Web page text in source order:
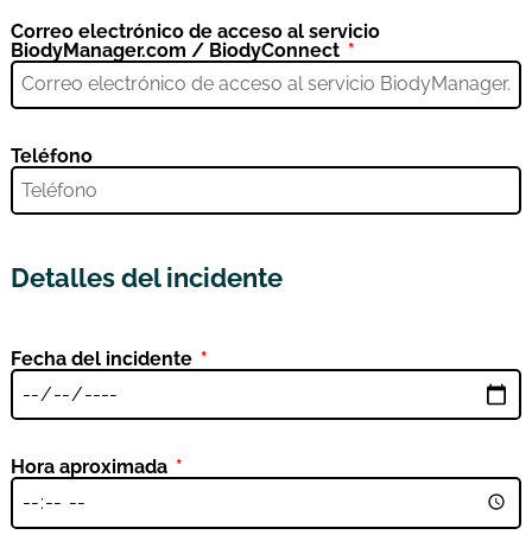
Correo electrónico de acceso al servicio
BiodyManager.com / BiodyConnect
Teléfono
Detalles del incidente
Fecha del incidente
Hora aproximada